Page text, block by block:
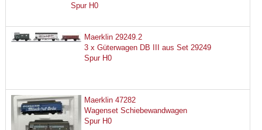
Spur H0
Maerklin 29249.2
3 x Güterwagen DB III aus Set 29249
Spur H0
Maerklin 47282
Wagenset Schiebewandwagen
Spur H0